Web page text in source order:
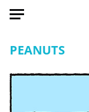
HOME
PEANUTS